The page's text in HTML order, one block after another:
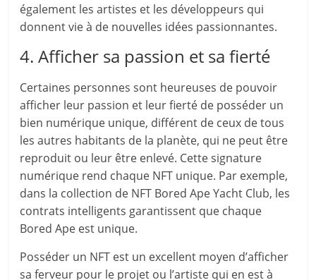
également les artistes et les développeurs qui
donnent vie à de nouvelles idées passionnantes.
4. Afficher sa passion et sa fierté
Certaines personnes sont heureuses de pouvoir
afficher leur passion et leur fierté de posséder un
bien numérique unique, différent de ceux de tous
les autres habitants de la planète, qui ne peut être
reproduit ou leur être enlevé. Cette signature
numérique rend chaque NFT unique. Par exemple,
dans la collection de NFT Bored Ape Yacht Club, les
contrats intelligents garantissent que chaque
Bored Ape est unique.
Posséder un NFT est un excellent moyen d’afficher
sa ferveur pour le projet ou l’artiste qui en est à